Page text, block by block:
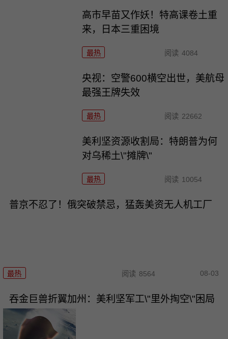
高市早苗又作妖！特高课卷土重
来，日本三重困境
最热 阅读 4084
央视：空警600横空出世，美航母
最强王牌失效
最热 阅读 22662
美利坚资源收割局：特朗普为何
对乌稀土\"摊牌\"
最热 阅读 10054
普京不忍了！俄突破禁忌，猛轰美资无人机工厂
最热 阅读 8564 08-03
吞金巨兽折翼加州：美利坚军工\"里外掏空\"困局